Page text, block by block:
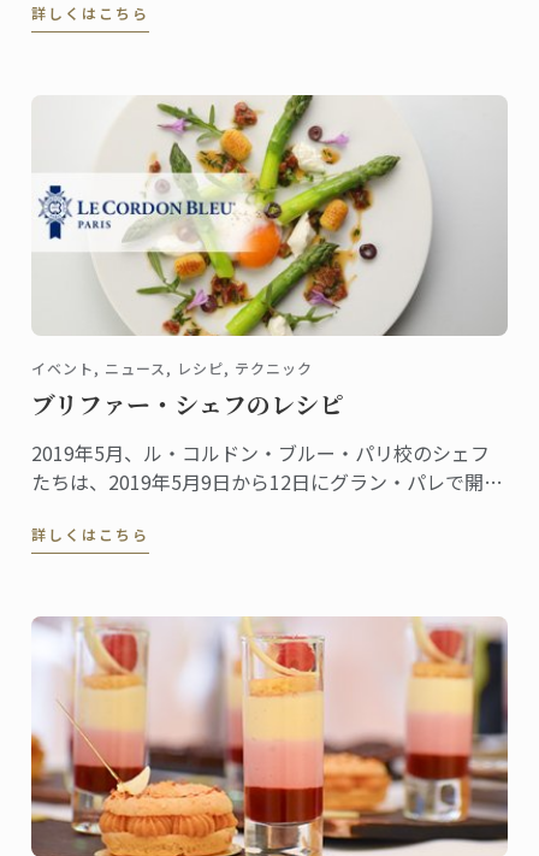
詳しくはこちら
イベント, ニュース, レシピ, テクニック
ブリファー・シェフのレシピ
2019年5月、ル・コルドン・ブルー・パリ校のシェフ
たちは、2019年5月9日から12日にグラン・パレで開催
露しました。ブリファー・シェフは、ローラン・ペリ
詳しくはこちら